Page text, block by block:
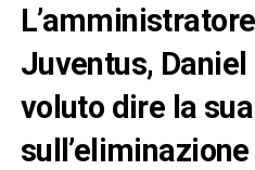
Juventus,
voluto dire la sua